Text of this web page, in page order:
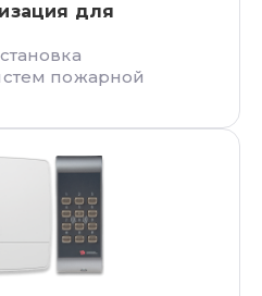
для
пожарной